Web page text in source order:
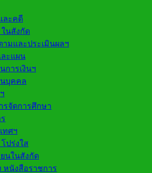
ละคดี
นสังกัด
มและประเมินผลฯ
ะแผน
การเงินฯ
บุคคล
รจัดการศึกษา
ทศฯ
ปร่งใส
ยนในสังกัด
หนังสือราชการ